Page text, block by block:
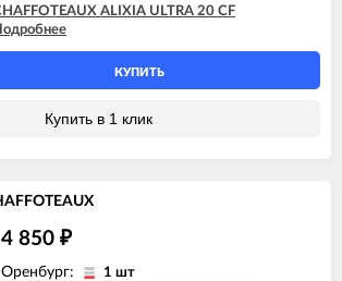
ALIXIA ULTRA 20 CF
ALIXIA ULTRA 20 FF
ALIXIA ULTRA 24 CF
CHAFFOTEAUX ALIXIA ULTRA 24 FF
INOA ULTRA 24 FF
CHAFFOTEAUX PIGMA ULTRA 25 FF
PIGMA ULTRA SYSTEM 25 CF
CHAFFOTEAUX PIGMA ULTRA SYSTEM 25 FF
CHAFFOTEAUX PIGMA ULTRA SYSTEM 30 FF
CHAFFOTEAUX PIGMA ULTRA SYSTEM 35 FF
КУПИТЬ
Купить в 1 клик
4 850 ₽
Оренбург: 1 шт